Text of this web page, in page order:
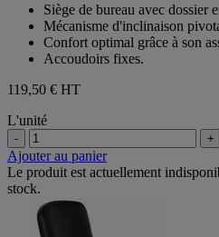
avis
étoiles.
avis
Siège de bureau avec dossier
Mécanisme d'inclinaison
Confort optimal grâce à son
Accoudoirs fixes.
119,50 € HT
L'unité
- +
Ajouter au panier
Le produit est actuellement
stock.